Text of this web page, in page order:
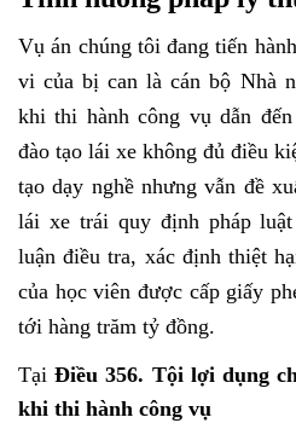
Vụ án chúng tôi đang tiến
vi của bị can là cán bộ Nhà
khi thi hành công vụ dẫn
đào tạo lái xe không đủ điều
tạo dạy nghề nhưng vẫn đề
lái xe trái quy định pháp
luận điều tra, xác định thiệt
của học viên được cấp giấy
tới hàng trăm tỷ đồng.
TạiĐiều 356. Tội lợi dụng
khi thi hành công vụ